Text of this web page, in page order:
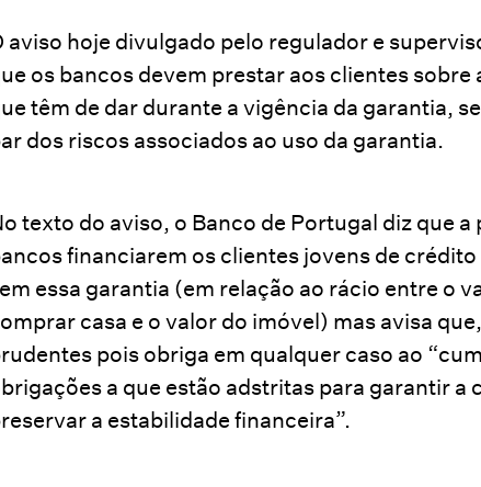
aviso hoje divulgado pelo regulador e
os bancos devem prestar aos clientes
têm de dar durante a vigência da garantia,
dos riscos associados ao uso da garantia.
texto do aviso, o Banco de Portugal diz que
financiarem os clientes jovens de
essa garantia (em relação ao rácio entre o
casa e o valor do imóvel) mas avisa
pois obriga em qualquer caso ao
a que estão adstritas para garantir a
a estabilidade financeira”.